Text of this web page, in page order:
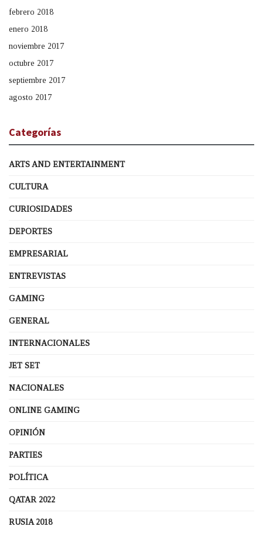
febrero 2018
enero 2018
noviembre 2017
octubre 2017
septiembre 2017
agosto 2017
Categorías
ARTS AND ENTERTAINMENT
CULTURA
CURIOSIDADES
DEPORTES
EMPRESARIAL
ENTREVISTAS
GAMING
GENERAL
INTERNACIONALES
JET SET
NACIONALES
ONLINE GAMING
OPINIÓN
PARTIES
POLÍTICA
QATAR 2022
RUSIA 2018